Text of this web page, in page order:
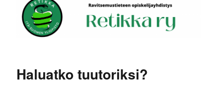
Haluatko tuutoriksi?